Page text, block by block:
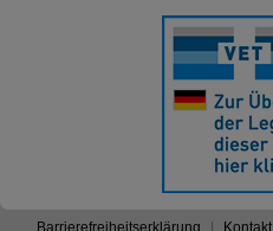
Barrierefreiheitserklärung Kontakt